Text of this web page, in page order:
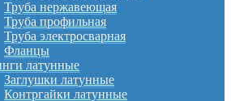
Труба нержавеющая
Труба профильная
Труба электросварная
Фланцы
латунные
Заглушки латунные
Контргайки латунные